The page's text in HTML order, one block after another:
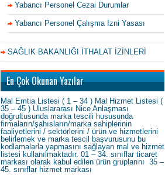
Yabancı Personel Cezai Durumlar
Yabancı Personel Çalışma İzni Yasası
SAĞLIK BAKANLIĞI İTHALAT İZİNLERİ
En Çok Okunan Yazılar
Mal Emtia Listesi ( 1 – 34 ) Mal Hizmet Listesi (
35 – 45 ) Uluslararası Nice Anlaşması
doğrultusunda marka tescili hususunda
firmaların/şahısların/marka sahiplerinin
faaliyetlerini / sektörlerini / ürün ve hizmetlerini
belirlemek ve marka tescil başvurusunu bu
kodlamalarla yapmasını sağlayan mal ve hizmet
listesi kullanılmaktadır. 01 – 34. sınıflar ticaret
markası olarak kabul edilen ürün gruplarını 35 –
45. sınıflar hizmet markası